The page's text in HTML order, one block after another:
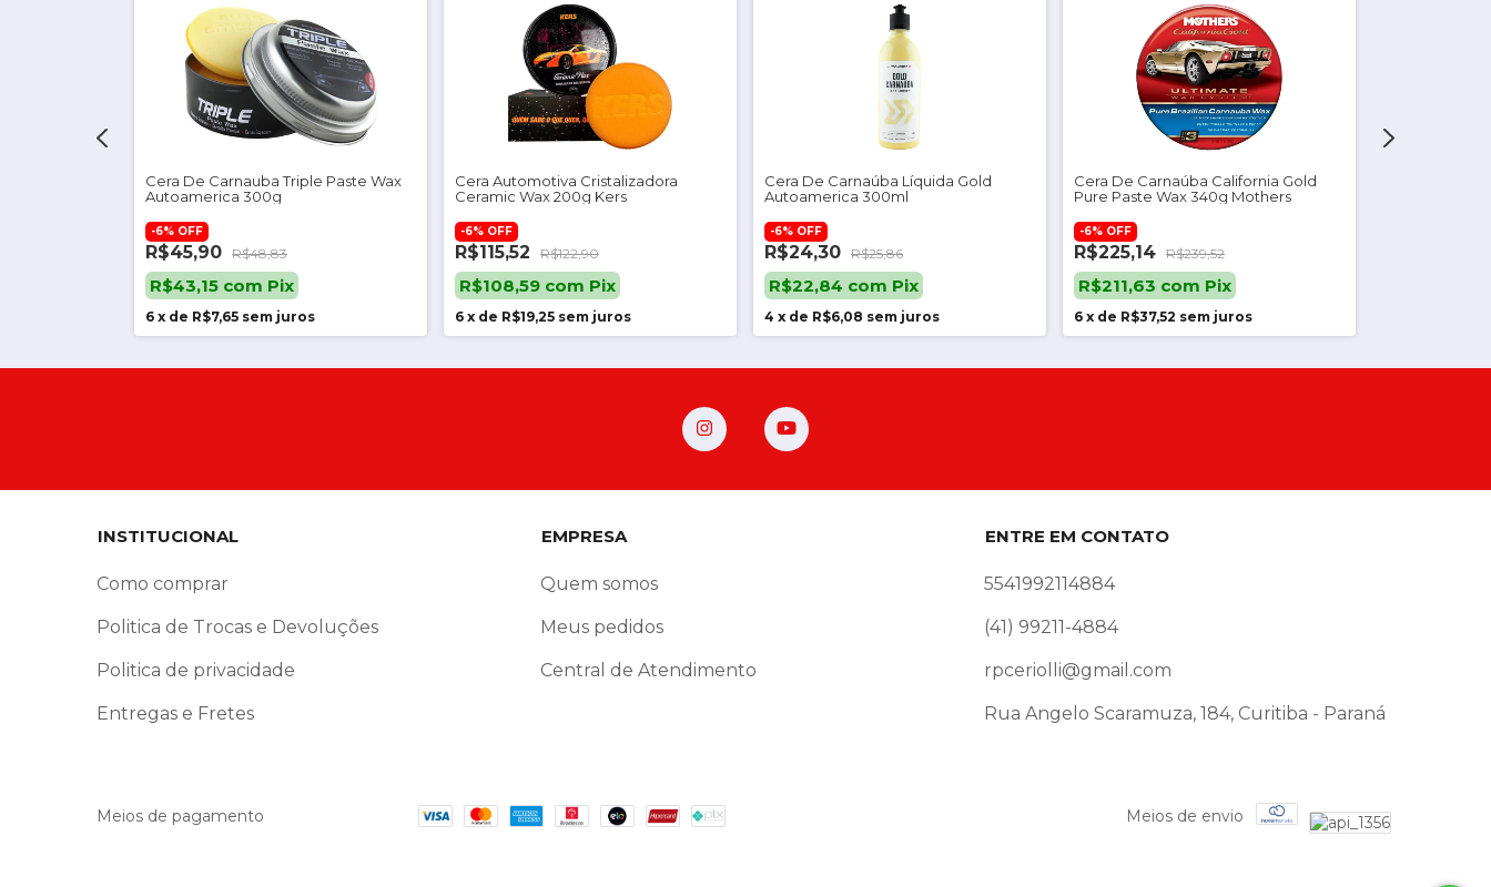
Cera De Carnauba Triple Paste Wax
Autoamerica 300g
-6% OFF
R$45,90 R$48,83
R$43,15 com Pix
6 x de R$7,65 sem juros
Cera Automotiva Cristalizadora
Ceramic Wax 200g Kers
-6% OFF
R$115,52 R$122,90
R$108,59 com Pix
6 x de R$19,25 sem juros
Cera De Carnaúba Líquida Gold
Autoamerica 300ml
-6% OFF
R$24,30 R$25,86
R$22,84 com Pix
4 x de R$6,08 sem juros
Cera De Carnaúba California Gold
Pure Paste Wax 340g Mothers
-6% OFF
R$225,14 R$239,52
R$211,63 com Pix
6 x de R$37,52 sem juros
INSTITUCIONAL
Como comprar
Politica de Trocas e Devoluções
Politica de privacidade
Entregas e Fretes
EMPRESA
Quem somos
Meus pedidos
Central de Atendimento
ENTRE EM CONTATO
5541992114884
(41) 99211-4884
rpceriolli@gmail.com
Rua Angelo Scaramuza, 184, Curitiba - Paraná
Meios de pagamento Meios de envio